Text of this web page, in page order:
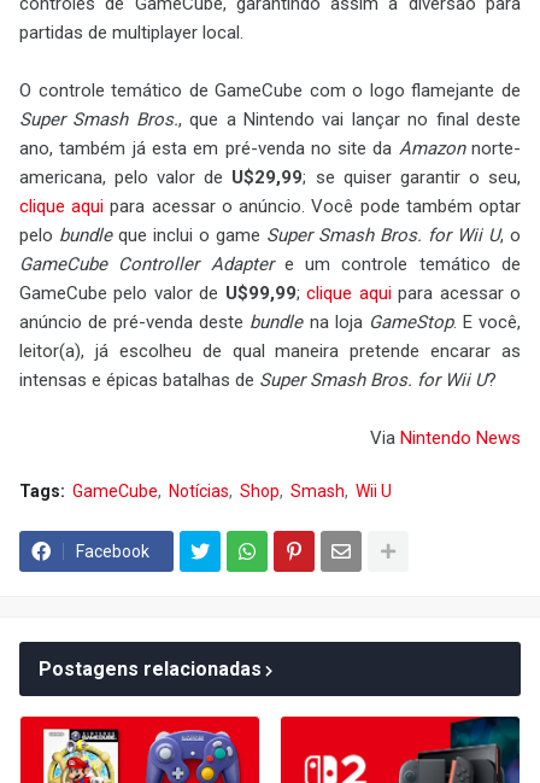
partidas de multiplayer local.
O controle temático de GameCube com o logo flamejante de
Super Smash Bros., que a Nintendo vai lançar no final deste
ano, também já esta em pré-venda no site da Amazonnorte-
americana, pelo valor de U$29,99; se quiser garantir o seu,
clique aqui para acessar o anúncio. Você pode também optar
pelo bundleque inclui o game Super Smash Bros. for Wii U, o
GameCube Controller Adaptere um controle temático de
GameCube pelo valor de U$99,99;clique aquipara acessar o
anúncio de pré-venda deste bundlena loja GameStop. E você,
leitor(a), já escolheu de qual maneira pretende encarar as
intensas e épicas batalhas de Super Smash Bros. for Wii U?
Via Nintendo News
Tags: GameCube Notícias Shop Smash Wii U
Facebook
Postagens relacionadas